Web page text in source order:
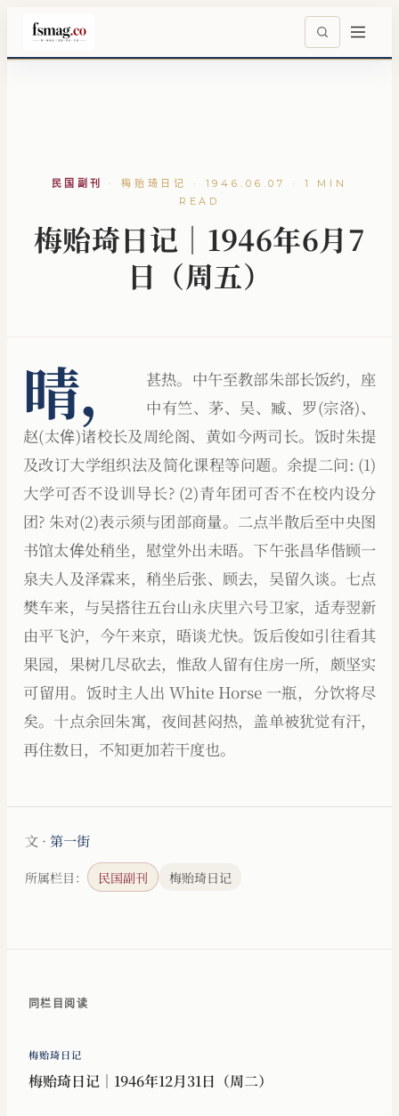
民国副刊 · 梅贻琦日记 · 1946.06.07 · 1 MIN
READ
梅贻琦日记｜1946年6月7
日（周五）
晴，
甚热。中午至教部朱部长饭约，座
中有竺、茅、吴、臧、罗(宗洛)、
赵(太侔)诸校长及周纶阁、黄如今两司长。饭时朱提
及改订大学组织法及简化课程等问题。余提二问: (1)
大学可否不设训导长? (2)青年团可否不在校内设分
团? 朱对(2)表示须与团部商量。二点半散后至中央图
书馆太侔处稍坐，慰堂外出未晤。下午张昌华偕顾一
泉夫人及泽霖来，稍坐后张、顾去，吴留久谈。七点
樊车来，与吴搭往五台山永庆里六号卫家，适寿翌新
由平飞沪，今午来京，晤谈尤快。饭后俊如引往看其
果园，果树几尽砍去，惟敌人留有住房一所，颇坚实
可留用。饭时主人出 White Horse 一瓶，分饮将尽
矣。十点余回朱寓，夜间甚闷热，盖单被犹觉有汗，
再住数日，不知更加若干度也。
文 · 第一街
所属栏目： 民国副刊 梅贻琦日记
同栏目阅读
梅贻琦日记
梅贻琦日记｜1946年12月31日（周二）